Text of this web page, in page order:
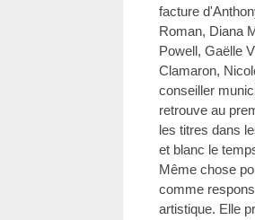
facture
Roman, Diana
Powell, Gaëlle
Clamaron,
conseiller
retrouve au
les titres dans
et blanc le
Même chose
comme
artistique. Elle